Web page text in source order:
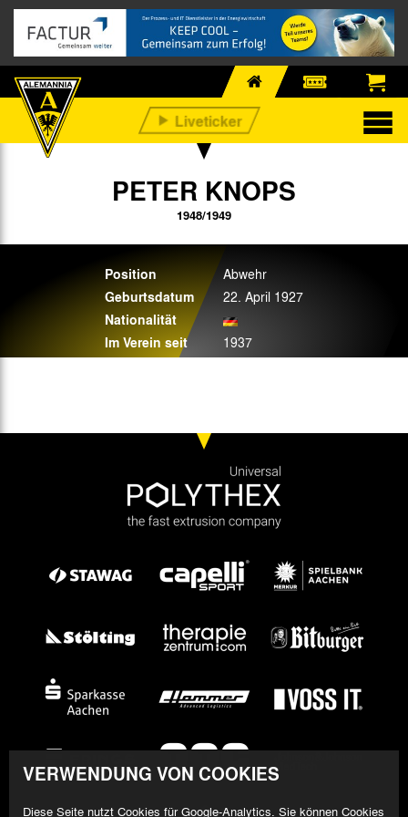
PETER KNOPS
1948/1949
Position Abwehr
Geburtsdatum 22. April 1927
Nationalität
Im Verein seit
1937
VERWENDUNG VON COOKIES
Diese Seite nutzt Cookies für Google-Analytics. Sie können Cookies